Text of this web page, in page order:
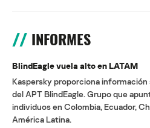
INFORMES
BlindEagle vuela alto en LATAM
Kaspersky proporciona información
del APT BlindEagle. Grupo que
individuos en Colombia, Ecuador,
América Latina.